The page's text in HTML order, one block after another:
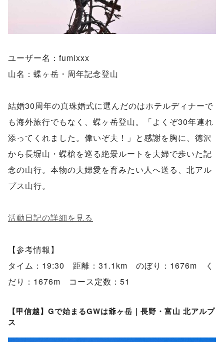
ユーザー名：fumixxx
山名：蝶ヶ岳・周年記念登山
結婚30周年の真珠婚式に選んだのはホテルディナーで
も海外旅行でもなく、蝶ヶ岳登山。「よくぞ30年連れ
添ってくれました。偉いぞ夫！」と感謝を胸に、徳沢
から長塀山・蝶槍を巡る絶景ルートを夫婦で歩いた記
念の山行。本物の夫婦愛を育みたい人へ送る、北アル
プス山行。
活動日記の詳細を見る
【参考情報】
タイム：19:30 距離：31.1km のぼり：1676m く
だり：1676m コース定数：51
【甲信越】Gで始まるGWは爺ヶ岳｜長野・富山 北アルプ
ス